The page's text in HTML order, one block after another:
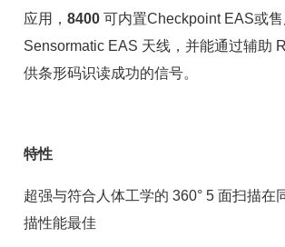
应用， 8400 可内置Checkpoint EAS或
Sensormatic EAS 天线，并能通过辅助
供条形码识读成功的信号。
特性
超强与符合人体工学的 360° 5 面扫描在
描性能最佳